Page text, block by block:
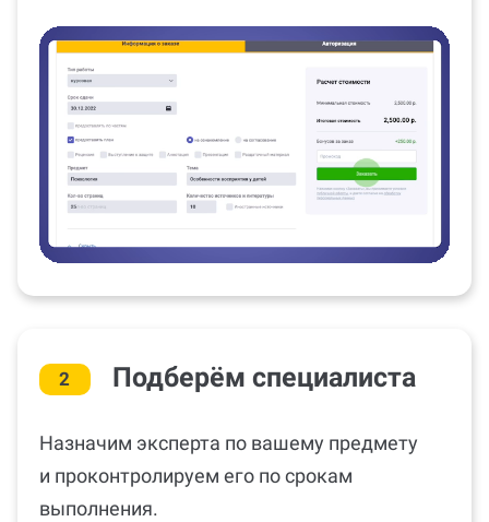
2 Подберём специалиста
Назначим эксперта по вашему предмету
и проконтролируем его по срокам
выполнения.